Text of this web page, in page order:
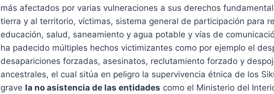
más afectados por varias vulneraciones a sus derechos
tierra y al territorio, víctimas, sistema general de participación para
educación, salud, saneamiento y agua potable y vías de
ha padecido múltiples hechos victimizantes como por ejemplo el
desapariciones forzadas, asesinatos, reclutamiento forzado y
ancestrales, el cual sitúa en peligro la supervivencia étnica de los
grave la no asistencia de las entidades como el Ministerio del